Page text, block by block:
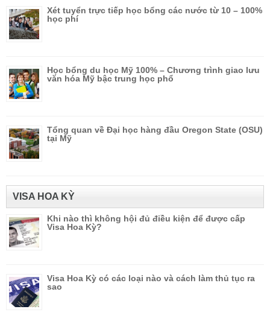
Xét tuyển trực tiếp học bổng các nước từ 10 – 100%
học phí
Học bổng du học Mỹ 100% – Chương trình giao lưu
văn hóa Mỹ bậc trung học phổ
Tổng quan về Đại học hàng đầu Oregon State (OSU)
tại Mỹ
VISA HOA KỲ
Khi nào thì không hội đủ điều kiện để được cấp
Visa Hoa Kỳ?
Visa Hoa Kỳ có các loại nào và cách làm thủ tục ra
sao